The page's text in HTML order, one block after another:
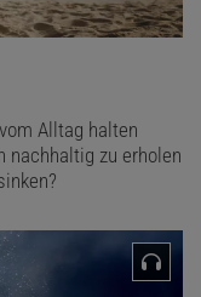
Alltag halten
nachhaltig zu erholen